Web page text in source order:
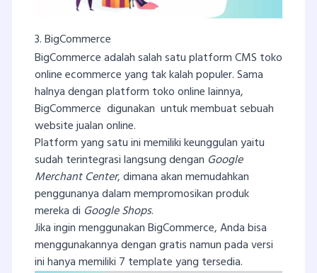
3. BigCommerce
BigCommerce adalah salah satu platform CMS toko
online ecommerce yang tak kalah populer. Sama
halnya dengan platform toko online lainnya,
BigCommerce digunakan untuk membuat sebuah
website jualan online.
Platform yang satu ini memiliki keunggulan yaitu
sudah terintegrasi langsung dengan Google
Merchant Center, dimana akan memudahkan
penggunanya dalam mempromosikan produk
mereka di Google Shops.
Jika ingin menggunakan BigCommerce, Anda bisa
menggunakannya dengan gratis namun pada versi
ini hanya memiliki 7 template yang tersedia.